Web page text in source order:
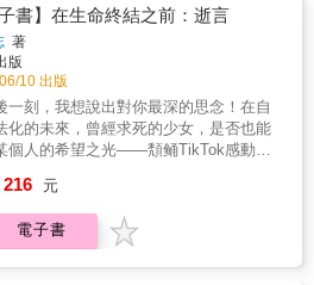
白在這裡遇見的每一個人，都抱著「尋
念頭。是想放棄所有，一心逃離痛苦
是認為這是幸福的結局，沒有依戀也沒
猶豫？在自殺合法化的日本，新興職業
幫助者（Asistar）」隨之誕生。從事這
的遠野真白，必須在十次面談中，扭轉
對生命的看法，找回他們內心深處微弱
想活下去」的意志。「如果有人懷著相
望，我希望自己可以成為那個人的依靠
即使如此，又無法確定是否能夠只憑藉
心情面對他們？然而，這次真白決定不
空發問，只為了再也不要重演那一天的
子書】在生命終結之前：逝言
著
版
10 出版
一刻，我想說出對你最深的思念！在自
化的未來，曾經求死的少女，是否也能
個人的希望之光——頽鲬TikTok感動無
感動過無數次！」「這本書是救贖現代
作品！」「讀完這本書後，我找回了活
勇氣。」｜日本熱門暢銷大作 累計再版
216 元
電子書